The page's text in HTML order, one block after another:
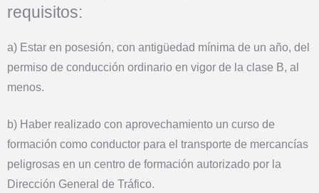
requisitos:
a) Estar en posesión, con antigüedad mínima de un año, del
permiso de conducción ordinario en vigor de la clase B, al
menos.
b) Haber realizado con aprovechamiento un curso de
formación como conductor para el transporte de mercancías
peligrosas en un centro de formación autorizado por la
Dirección General de Tráfico.